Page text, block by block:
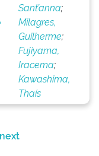
Sant’anna;
Milagres,
Guilherme;
Fujiyama,
Iracema;
Kawashima,
Thaís
next